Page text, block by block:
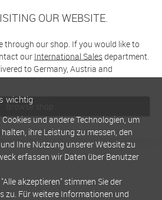
OUR WEBSITE.
through our shop. If you would like to
our International Salesdepartment.
to Germany, Austria and
Browse shop
wichtig
und andere Technologien, um
ihre Leistung zu messen, den
Ihre Nutzung unserer Website zu
erfassen wir Daten über Benutzer
akzeptieren" stimmen Sie der
zu. Für weitere Informationen und